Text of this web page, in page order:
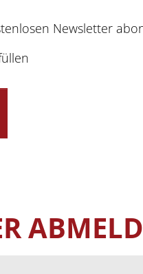
Newsletter